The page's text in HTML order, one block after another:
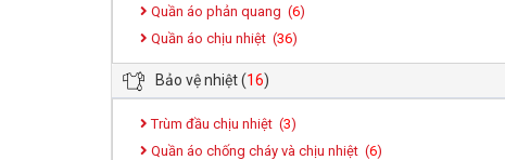
Quần áo phản quang (6)
Quần áo chịu nhiệt (36)
Bảo vệ nhiệt(16)
Trùm đầu chịu nhiệt (3)
Quần áo chống cháy và chịu nhiệt (6)